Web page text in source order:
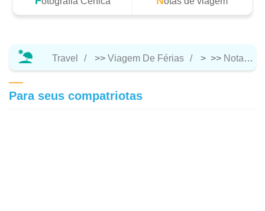
Travel >> Viagem De Férias > >> Notas De Viagem
Para seus compatriotas